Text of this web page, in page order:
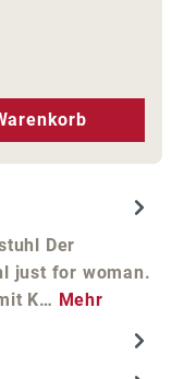
Der
just for woman.
K… Mehr